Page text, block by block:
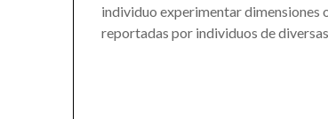
individuo experimentar dimensiones
reportadas por individuos de